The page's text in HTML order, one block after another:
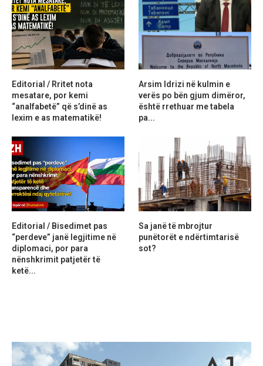
Editorial / Rritet nota
mesatare, por kemi
“analfabetë” që s’dinë as
lexim e as matematikë!
Arsim Idrizi në kulmin e
verës po bën gjum dimëror,
është rrethuar me tabela
pa...
Editorial / Bisedimet pas
“perdeve” janë legjitime në
diplomaci, por para
nënshkrimit patjetër të
ketë...
Sa janë të mbrojtur
punëtorët e ndërtimtarisë
sot?